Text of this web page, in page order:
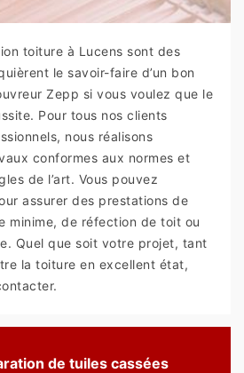
toiture à Lucens sont des
le savoir-faire d’un bon
Zepp si vous voulez que le
Pour tous nos clients
nous réalisons
conformes aux normes et
de l’art. Vous pouvez
assurer des prestations de
minime, de réfection de toit ou
Quel que soit votre projet, tant
la toiture en excellent état,
de tuiles cassées